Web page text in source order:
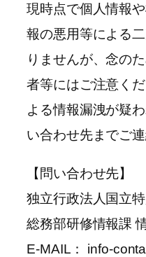
現時点で個人情報
報の悪用等による
りませんが、念の
者等にはご注意く
よる情報漏洩が疑
い合わせ先までご連
【問い合わせ先】
独立行政法人国立
総務部研修情報課
E-MAIL： info-